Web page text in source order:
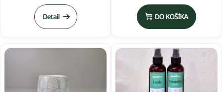
produktu
je
5,0
5
Detail
produktu
je
5,0
5
hviezdičiek.
DO KOŠÍKA